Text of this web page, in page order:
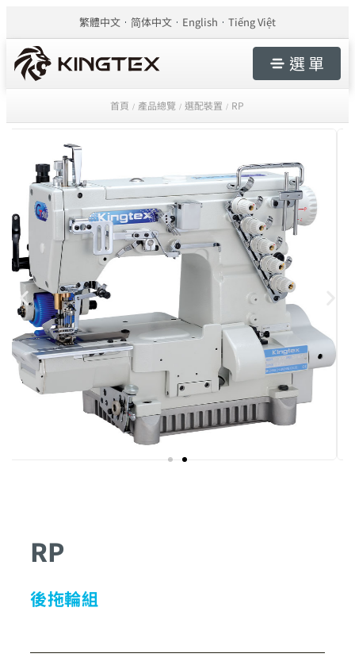
繁體中文 简体中文 English Tiếng Việt
選 單
首頁 / 產品總覽 / 選配裝置 / RP
RP
後拖輪組